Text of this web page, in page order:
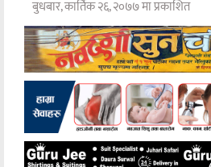
बुधबार, कार्तिक २६, २०७७ मा प्रकाशित